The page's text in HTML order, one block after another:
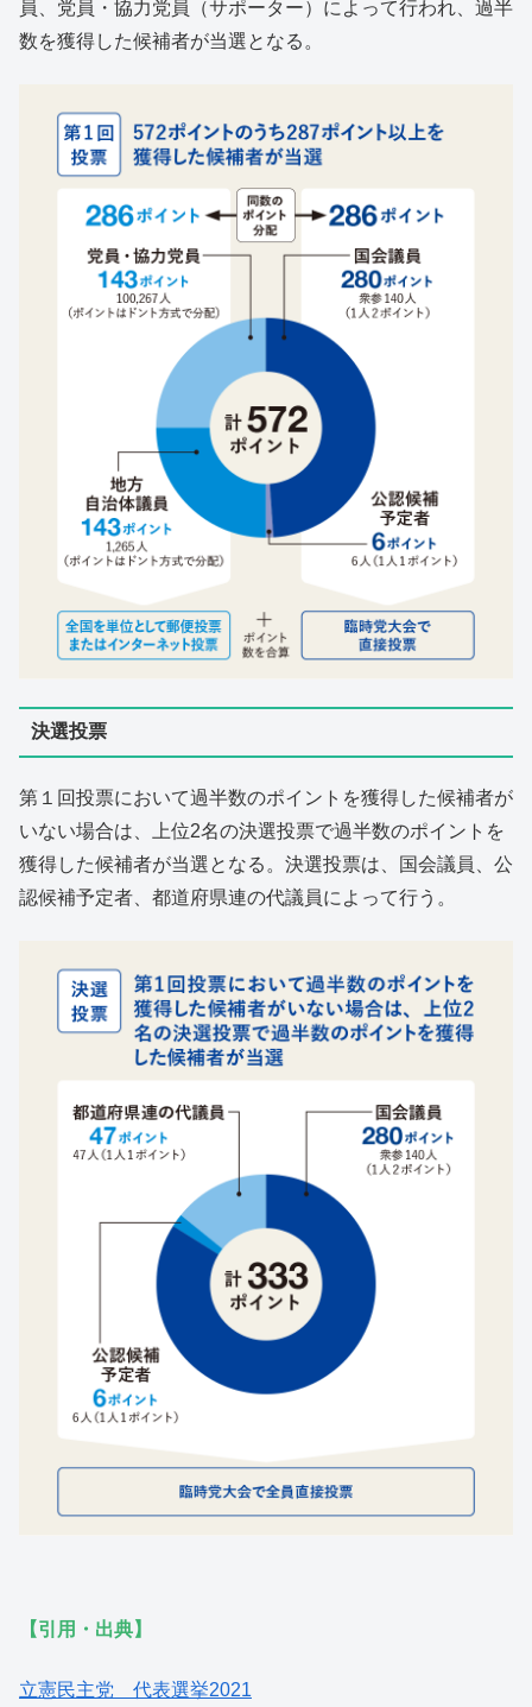
員、党員・協力党員（サポーター）によって行われ、過半
数を獲得した候補者が当選となる。
決選投票
第１回投票において過半数のポイントを獲得した候補者が
いない場合は、上位2名の決選投票で過半数のポイントを
獲得した候補者が当選となる。決選投票は、国会議員、公
認候補予定者、都道府県連の代議員によって行う。
【引用・出典】
立憲民主党 代表選挙2021